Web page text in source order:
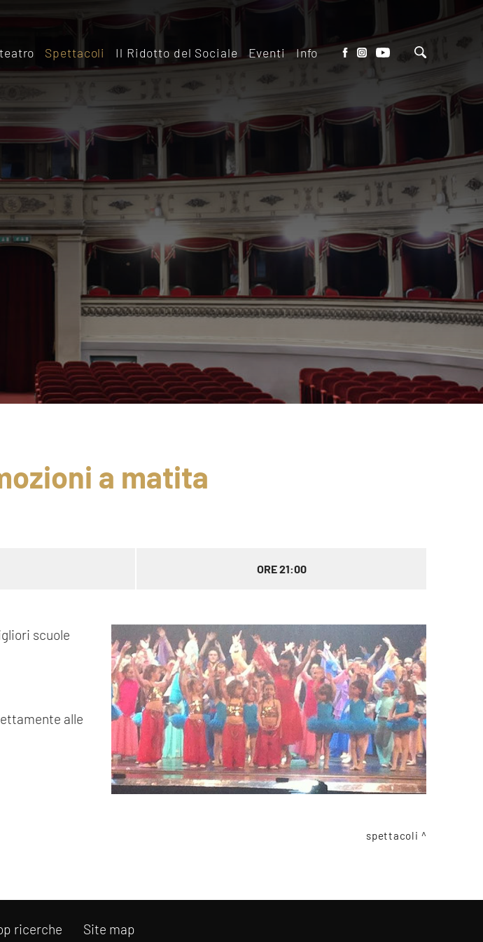
Le sale
Affitta il Teatro
Sostieni il Teatro
Spettacoli Il Ridotto del Sociale
Affitta il ridotto
Archivio Eventi del
Eventi Info
Contatti
Dove Parcheggiare
a matita
ORE 21:00
scuole
alle
spettacoli
ricerche Site map